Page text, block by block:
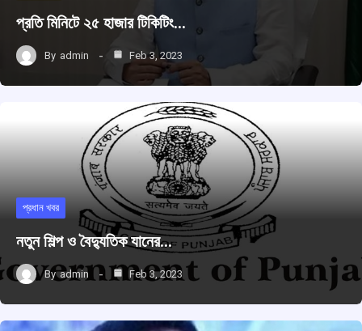
প্রতি মিনিটে ২৫ হাজার টিকিটিং…
By admin Feb 3, 2023
প্রধান খবর
নতুন শিল্প ও বৈদ্যুতিক যানের…
By admin Feb 3, 2023